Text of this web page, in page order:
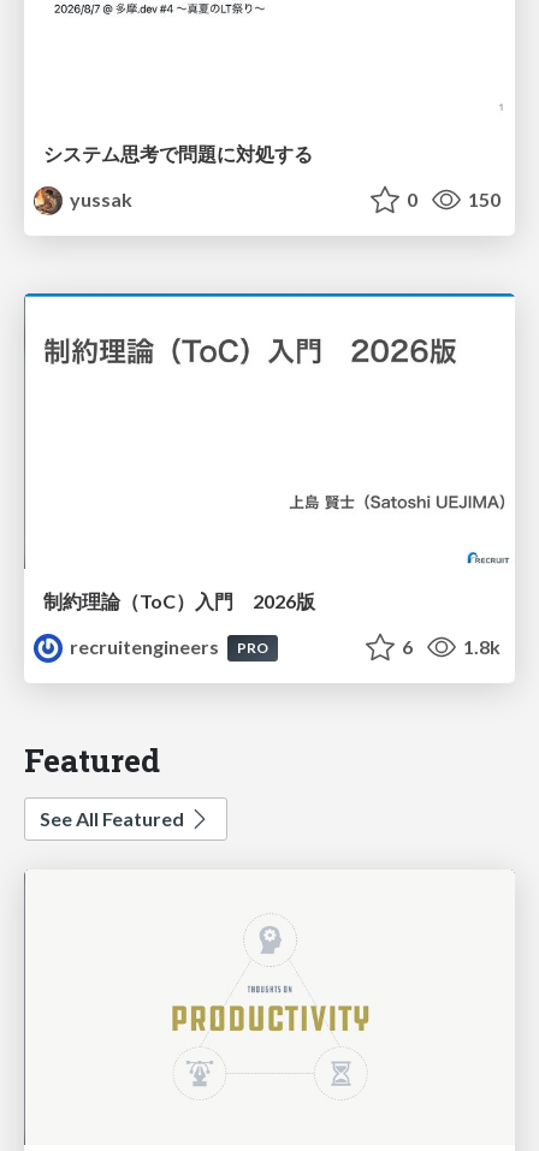
システム思考で問題に対処する
yussak
0 150
制約理論（ToC）入門 2026版
recruitengineers
PRO 6 1.8k
Featured
See All Featured